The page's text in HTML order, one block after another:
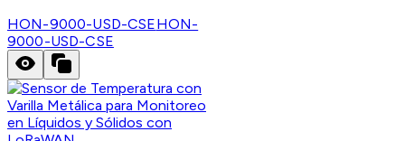
HON-9000-USD-CSEHON-
9000-USD-CSE